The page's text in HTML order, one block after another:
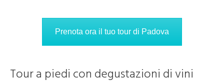
Prenota ora il tuo tour di Padova
Tour a piedi con degustazioni di vini